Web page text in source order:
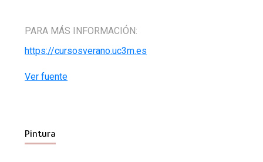
PARA MÁS INFORMACIÓN:
https://cursosverano.uc3m.es
Ver fuente
Pintura